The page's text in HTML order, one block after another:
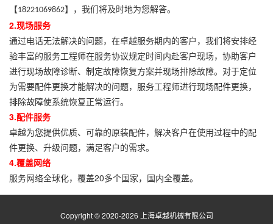
【18221069862】，我们将及时地为您解答。
2.现场服务
通过电话无法解决的问题，在卓越服务期内的客户，我们将安排经
验丰富的服务工程师在服务协议规定时间内赴客户现场，协助客户
进行现场故障诊断、制定故障恢复方案并现场排除故障。对于定位
为需要配件更换才能解决的问题，服务工程师进行现场配件更换，
排除故障使系统恢复正常运行。
3.配件服务
卓越为您提供优质、可靠的原装配件，解决客户在使用过程中的配
件更换、升级问题，满足客户的需求。
4.覆盖网络
服务网络全球化，覆盖20多个国家，国内全覆盖。
Copyright © 2020-2026 上海卓越机械有限公司